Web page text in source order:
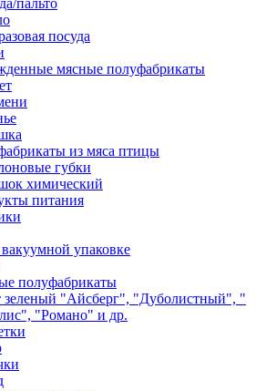
пальто
посуда
мясные полуфабрикаты
из мяса птицы
губки
химический
питания
упаковке
полуфабрикаты
зеленый "Айсберг", "Дуболистный", "
"Романо" и др.